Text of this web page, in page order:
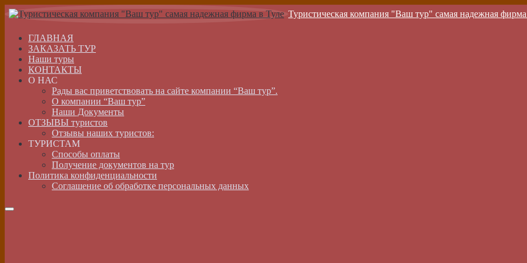
Туристическая компания "Ваш тур" самая надежная
ГЛАВНАЯ
ЗАКАЗАТЬ ТУР
Наши туры
КОНТАКТЫ
О НАС
Рады вас приветствовать на сайте компании “Ваш тур”.
О компании “Ваш тур”
Наши Документы
ОТЗЫВЫ туристов
Отзывы наших туристов:
ТУРИСТАМ
Способы оплаты
Получение документов на тур
Политика конфиденциальности
Соглашение об обработке персональных данных